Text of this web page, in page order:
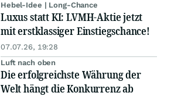
Hebel-Idee | Long-Chance
Luxus statt KI: LVMH-Aktie jetzt
mit erstklassiger Einstiegschance!
07.07.26, 19:28
Luft nach oben
Die erfolgreichste Währung der
Welt hängt die Konkurrenz ab